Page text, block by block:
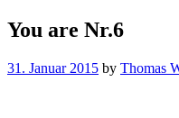
You are Nr.6
31. Januar 2015 by Thomas